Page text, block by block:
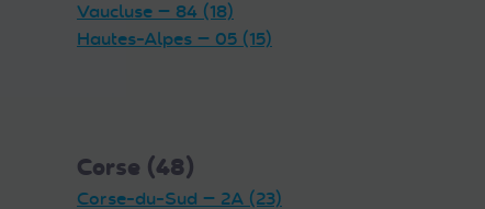
Vaucluse — 84 (18)
Hautes-Alpes — 05 (15)
Corse (48)
Corse-du-Sud — 2A (23)